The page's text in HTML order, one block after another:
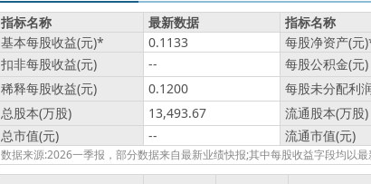
指标名称 最新数据 指标名称
基本每股收益(元)* 0.1133 每股净资产(元)
扣非每股收益(元)
-- 每股公积金(元)
稀释每股收益(元)
0.1200 每股未分配利
总股本(万股)
13,493.67 流通股本(万股)
总市值(元)
-- 流通市值(元)
数据来源:2026一季报，部分数据来自最新业绩快报;其中每股收益字段均以